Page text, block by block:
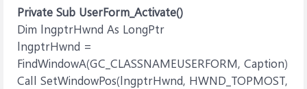
Private Sub UserForm_Activate()
Dim lngptrHwnd As LongPtr
lngptrHwnd =
FindWindowA(GC_CLASSNAMEUSERFORM, Caption)
Call SetWindowPos(lngptrHwnd, HWND_TOPMOST,